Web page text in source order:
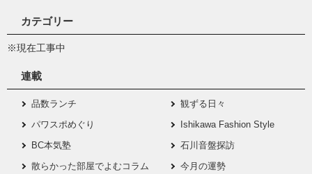
カテゴリー
※現在工事中
連載
品数ランチ
観ずる日々
パワスポめぐり
Ishikawa Fashion Style
BC本気塾
石川音盤探訪
散らかった部屋でよむコラム
今月の運勢